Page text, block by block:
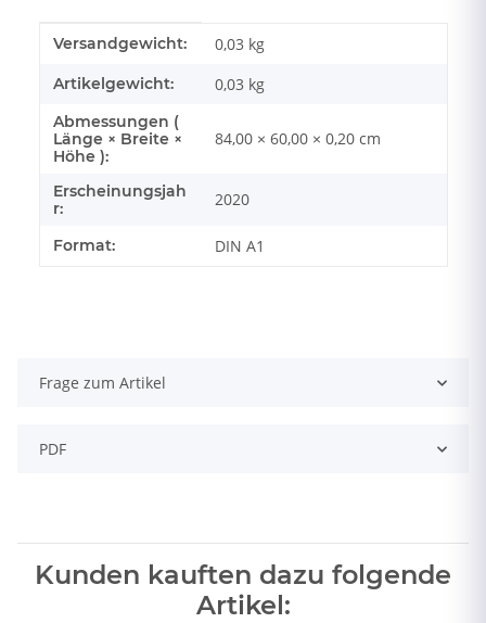
Produkteigenschaft
Wert
Versandgewicht: 0,03 kg
Artikelgewicht: 0,03 kg
Abmessungen (
Länge × Breite ×
Höhe ):
84,00 × 60,00 × 0,20 cm
Erscheinungsjah
r:
2020
Format: DIN A1
Frage zum Artikel
PDF
Kunden kauften dazu folgende
Artikel: